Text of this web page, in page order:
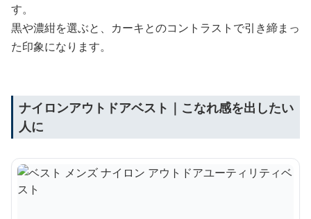
す。
黒や濃紺を選ぶと、カーキとのコントラストで引き締まっ
た印象になります。
ナイロンアウトドアベスト｜こなれ感を出したい
人に